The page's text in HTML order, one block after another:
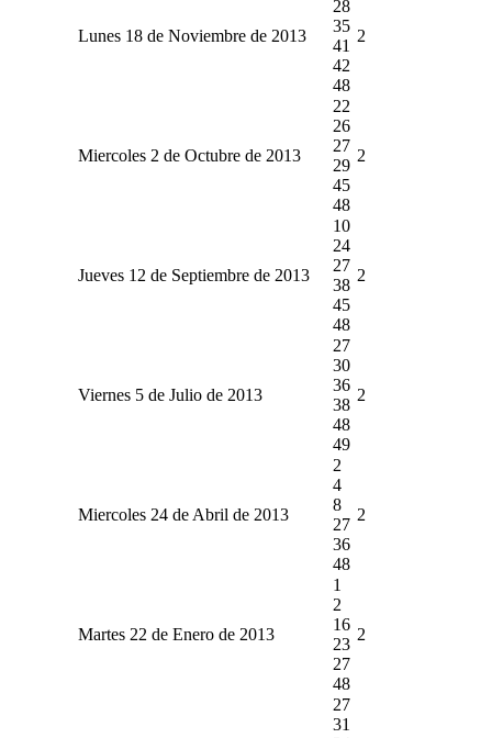
Lunes 18 de Noviembre de 2013
28
35
41
42
48
2
Miercoles 2 de Octubre de 2013
22
26
27
29
45
48
2
Jueves 12 de Septiembre de 2013
10
24
27
38
45
48
2
Viernes 5 de Julio de 2013
27
30
36
38
48
49
2
Miercoles 24 de Abril de 2013
2
4
8
27
36
48
2
Martes 22 de Enero de 2013
1
2
16
23
27
48
2
27
31